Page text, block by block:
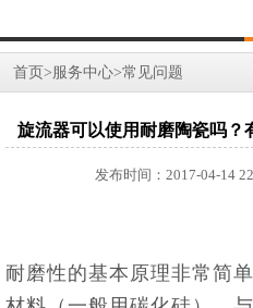
首页 >服务中心>常见问题
旋流器可以使用耐磨陶瓷吗？
发布时间：2017-04-14
耐磨性的基本原理非常简